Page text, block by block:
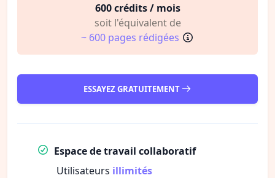
600 crédits / mois
soit l'équivalent de
~ 600 pages rédigées
ESSAYEZ GRATUITEMENT
Espace de travail collaboratif
Utilisateurs illimités